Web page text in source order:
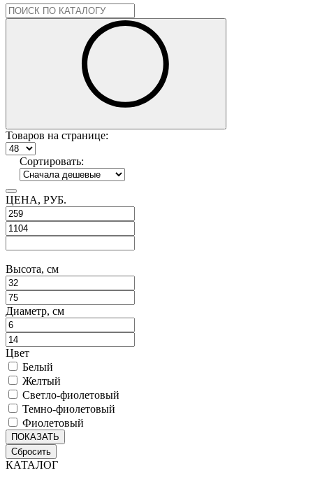
Товаров на странице:
Сортировать:
ЦЕНА, РУБ.
Высота, см
Диаметр, см
Цвет
Белый
Желтый
Светло-фиолетовый
Темно-фиолетовый
Фиолетовый
ПОКАЗАТЬ
Сбросить
КАТАЛОГ